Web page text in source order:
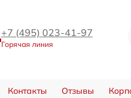
+7 (495) 023-41-97
Горячая линия
Контакты Отзывы